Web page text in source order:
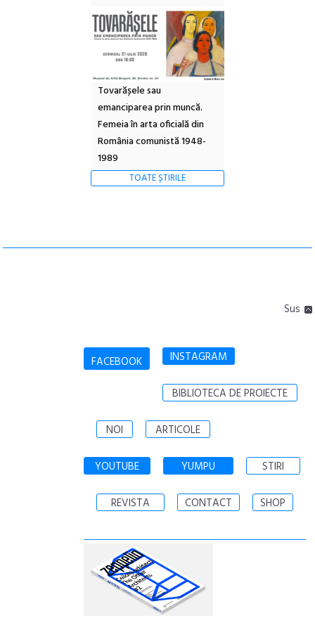
Tovarășele sau
emanciparea prin muncă.
Femeia în arta oficială din
România comunistă 1948-
1989
TOATE ȘTIRILE
Sus
FACEBOOK INSTAGRAM
BIBLIOTECA DE PROIECTE
NOI ARTICOLE
YOUTUBE YUMPU STIRI
REVISTA CONTACT SHOP